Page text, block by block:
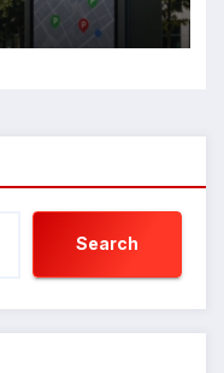
Search